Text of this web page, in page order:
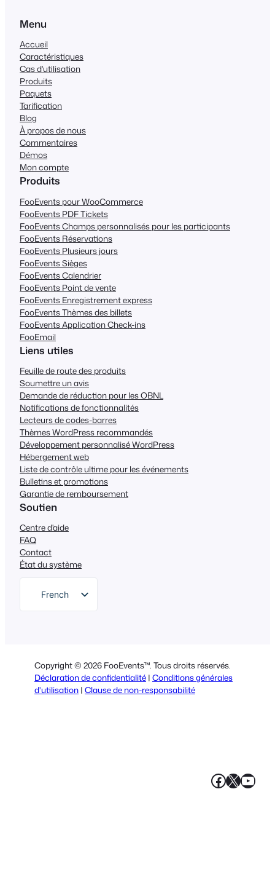
Menu
Accueil
Caractéristiques
Cas d'utilisation
Produits
Paquets
Tarification
Blog
À propos de nous
Commentaires
Démos
Mon compte
Produits
FooEvents pour WooCommerce
FooEvents PDF Tickets
FooEvents Champs personnalisés pour les participants
FooEvents Réservations
FooEvents Plusieurs jours
FooEvents Sièges
FooEvents Calendrier
FooEvents Point de vente
FooEvents Enregistrement express
FooEvents Thèmes des billets
FooEvents Application Check-ins
FooEmail
Liens utiles
Feuille de route des produits
Soumettre un avis
Demande de réduction pour les OBNL
Notifications de fonctionnalités
Lecteurs de codes-barres
Thèmes WordPress recommandés
Développement personnalisé WordPress
Hébergement web
Liste de contrôle ultime pour les événements
Bulletins et promotions
Garantie de remboursement
Soutien
Centre d'aide
FAQ
Contact
État du système
French
Spanish
Italian
Copyright © 2026 FooEvents™. Tous droits réservés.
Déclaration de confidentialité | Conditions générales
d'utilisation | Clause de non-responsabilité
X